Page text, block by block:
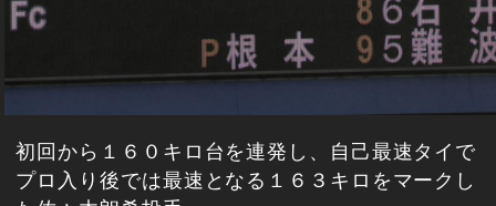
初回から１６０キロ台を連発し、自己最速タイで
プロ入り後では最速となる１６３キロをマークし